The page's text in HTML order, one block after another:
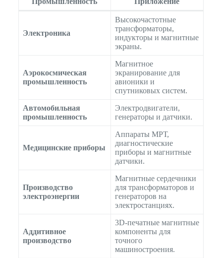
Электроника
Высокочастотные
трансформаторы,
индукторы и магнитные
экраны.
Аэрокосмическая
промышленность
Магнитное
экранирование для
авионики и
спутниковых систем.
Автомобильная
промышленность
Электродвигатели,
генераторы и датчики.
Медицинские приборы
Аппараты МРТ,
диагностические
приборы и магнитные
датчики.
Производство
электроэнергии
Магнитные сердечники
для трансформаторов и
генераторов на
электростанциях.
Аддитивное
производство
3D-печатные магнитные
компоненты для
точного
машиностроения.